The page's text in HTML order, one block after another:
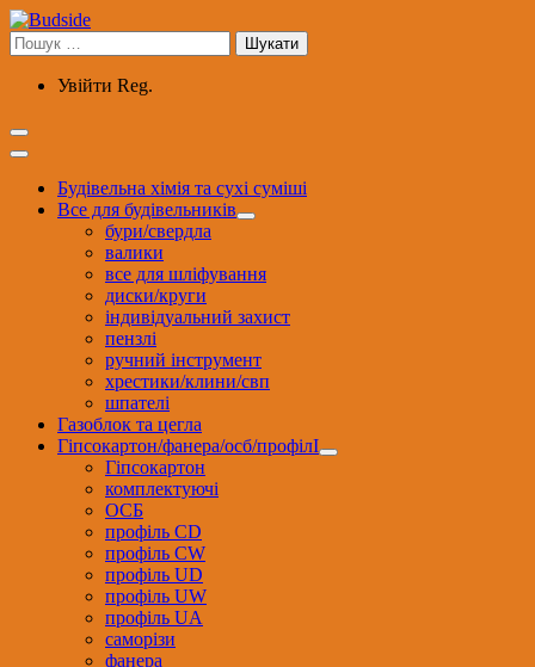
Перейти
до
вмісту
Пошук:
Увійти Reg.
Будівельна хімія та сухі суміші
Все для будівельників
бури/свердла
валики
все для шліфування
диски/круги
індивідуальний захист
пензлі
ручний інструмент
хрестики/клини/свп
шпателі
Газоблок та цегла
Гіпсокартон/фанера/осб/профілІ
Гіпсокартон
комплектуючі
ОСБ
профіль CD
профіль CW
профіль UD
профіль UW
профіль UА
саморізи
фанера